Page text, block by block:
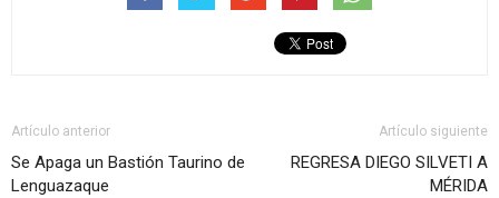
Artículo anterior
Se Apaga un Bastión Taurino de
Lenguazaque
Artículo siguiente
REGRESA DIEGO SILVETI A
MÉRIDA